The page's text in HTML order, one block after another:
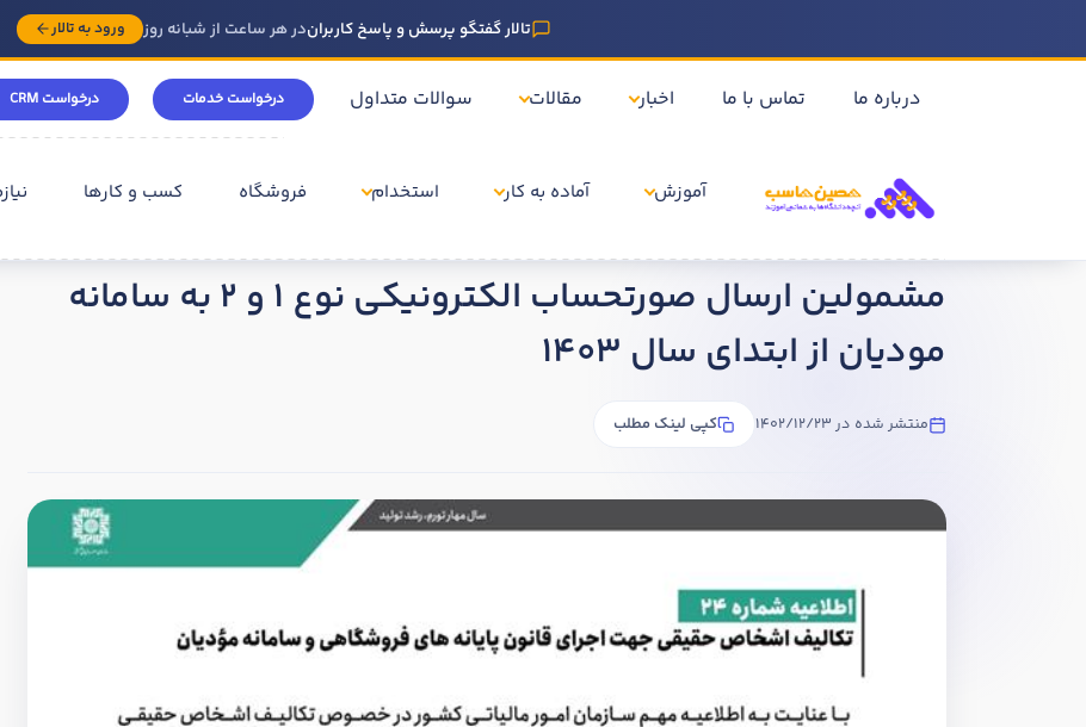
تالار گفتگو پرسش و پاسخ کاربراندر هر ساعت از شبانه روز ورود به تالار
درباره ما تماس با ما اخبار مقالات سوالات متداول درخواست خدمات درخواست CRM
آموزش آماده به کار استخدام فروشگاه کسب و کارها
مشمولین ارسال صورتحساب الکترونیکی نوع 1 و 2 به سامانه
مودیان از ابتدای سال 1403
منتشر شده در 1402/12/23 کپی لینک مطلب